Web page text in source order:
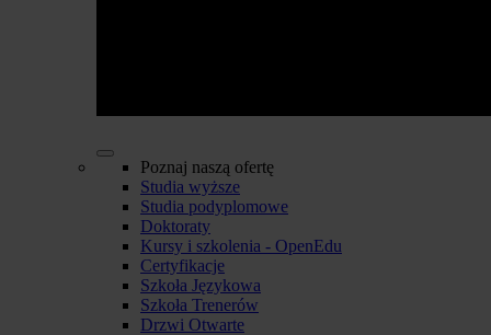
Poznaj naszą ofertę
Studia wyższe
Studia podyplomowe
Doktoraty
Kursy i szkolenia - OpenEdu
Certyfikacje
Szkoła Językowa
Szkoła Trenerów
Drzwi Otwarte